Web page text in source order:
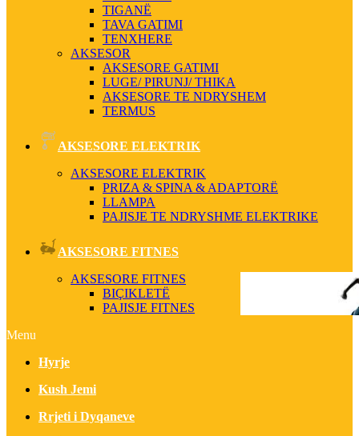
TIGANË
TAVA GATIMI
TENXHERE
AKSESOR
AKSESORE GATIMI
LUGE/ PIRUNJ/ THIKA
AKSESORE TE NDRYSHEM
TERMUS
AKSESORE ELEKTRIK
AKSESORE ELEKTRIK
PRIZA & SPINA & ADAPTORË
LLAMPA
PAJISJE TE NDRYSHME ELEKTRIKE
AKSESORE FITNES
AKSESORE FITNES
BIÇIKLETË
PAJISJE FITNES
Menu
Hyrje
Kush Jemi
Rrjeti i Dyqaneve